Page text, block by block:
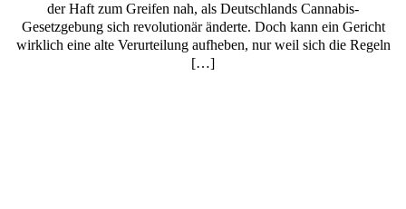
der Haft zum Greifen nah, als Deutschlands Cannabis-
Gesetzgebung sich revolutionär änderte. Doch kann ein Gericht
wirklich eine alte Verurteilung aufheben, nur weil sich die Regeln
[…]